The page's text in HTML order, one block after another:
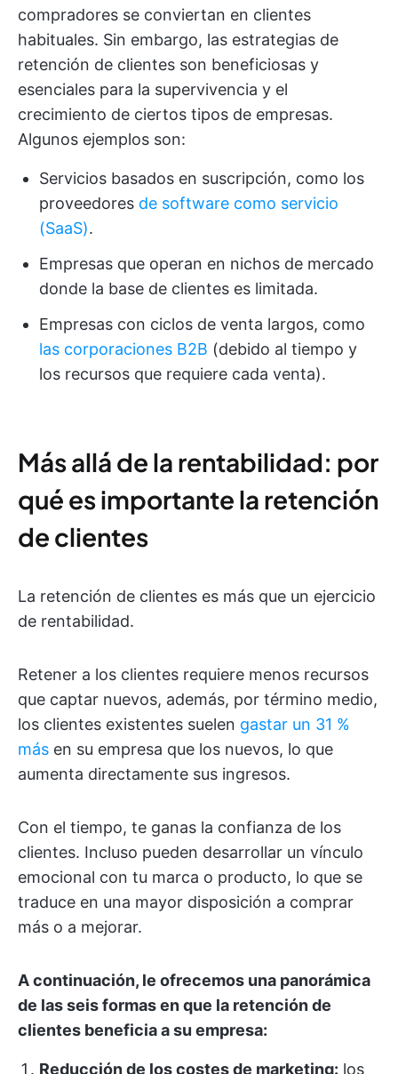
compradores se conviertan en clientes
habituales. Sin embargo, las estrategias de
retención de clientes son beneficiosas y
esenciales para la supervivencia y el
crecimiento de ciertos tipos de empresas.
Algunos ejemplos son:
Servicios basados en suscripción, como los
proveedores de software como servicio
(SaaS).
Empresas que operan en nichos de mercado
donde la base de clientes es limitada.
Empresas con ciclos de venta largos, como
las corporaciones B2B (debido al tiempo y
los recursos que requiere cada venta).
Más allá de la rentabilidad: por
qué es importante la retención
de clientes
La retención de clientes es más que un ejercicio
de rentabilidad.
Retener a los clientes requiere menos recursos
que captar nuevos, además, por término medio,
los clientes existentes suelen gastar un 31 %
más en su empresa que los nuevos, lo que
aumenta directamente sus ingresos.
Con el tiempo, te ganas la confianza de los
clientes. Incluso pueden desarrollar un vínculo
emocional con tu marca o producto, lo que se
traduce en una mayor disposición a comprar
más o a mejorar.
A continuación, le ofrecemos una panorámica
de las seis formas en que la retención de
clientes beneficia a su empresa:
Reducción de los costes de marketing: los